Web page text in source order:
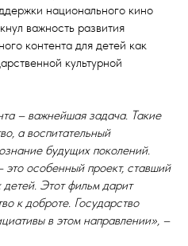
национального кино
важность развития
контента для детей как
культурной
– важнейшая задача. Такие
а воспитательный
будущих поколений.
особенный проект, ставший
Этот фильм дарит
к доброте. Государство
в этом направлении», –